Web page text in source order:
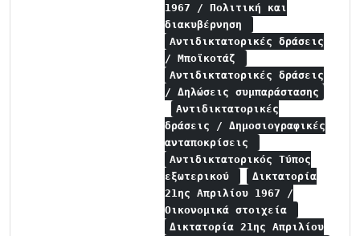
1967 / Πολιτική και
διακυβέρνηση
Αντιδικτατορικές δράσεις
/ Μποϊκοτάζ
Αντιδικτατορικές δράσεις
/ Δηλώσεις συμπαράστασης
Αντιδικτατορικές
δράσεις / Δημοσιογραφικές
ανταποκρίσεις
Αντιδικτατορικός Τύπος
εξωτερικού
Δικτατορία
21ης Απριλίου 1967 /
Οικονομικά στοιχεία
Δικτατορία 21ης Απριλίου